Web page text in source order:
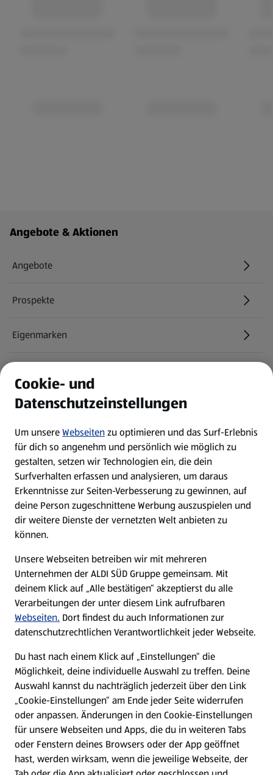
Fußzeilenmenü - weitere Links
Angebote & Aktionen
Angebote
Prospekte
Eigenmarken
Newsletter
WhatsApp
Über ALDI SÜD
Filialen
Nachhaltigkeit
Karriere
Presse
Hilfe & Kontakt
(öffnet in einem neuen Tab)
Unternehmen
Folge uns hier:
Cookie- und
Datenschutzeinstellungen
Um unsereWebseitenzu optimieren und das Surf-Erlebnis
für dich so angenehm und persönlich wie möglich zu
gestalten, setzen wir Technologien ein, die dein
Surfverhalten erfassen und analysieren, um daraus
Erkenntnisse zur Seiten-Verbesserung zu gewinnen, auf
deine Person zugeschnittene Werbung auszuspielen und
dir weitere Dienste der vernetzten Welt anbieten zu
können.
Unsere Webseiten betreiben wir mit mehreren
Unternehmen der ALDI SÜD Gruppe gemeinsam. Mit
deinem Klick auf „Alle bestätigen“ akzeptierst du alle
Verarbeitungen der unter diesem Link aufrufbaren
Webseiten. Dort findest du auch Informationen zur
datenschutzrechtlichen Verantwortlichkeit jeder Webseite.
Du hast nach einem Klick auf „Einstellungen“ die
Möglichkeit, deine individuelle Auswahl zu treffen. Deine
Auswahl kannst du nachträglich jederzeit über den Link
„Cookie-Einstellungen“ am Ende jeder Seite widerrufen
oder anpassen. Änderungen in den Cookie-Einstellungen
für unsere Webseiten und Apps, die du in weiteren Tabs
oder Fenstern deines Browsers oder der App geöffnet
hast, werden wirksam, wenn die jeweilige Webseite, der